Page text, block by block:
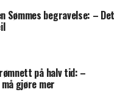
Sømmes begravelse: – Det
på halv tid: –
gjøre mer